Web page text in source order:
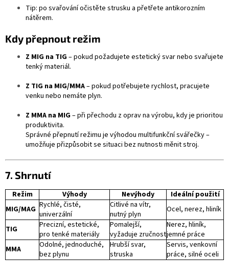
Tip: po svařování očistěte strusku a přetřete antikorozním
nátěrem.
Kdy přepnout režim
Z MIG na TIG– pokud požadujete estetický svar nebo svařujete
tenký materiál.
Z TIG na MIG/MMA– pokud potřebujete rychlost, pracujete
venku nebo nemáte plyn.
Z MMA na MIG– při přechodu z oprav na výrobu, kdy je prioritou
produktivita.
Správné přepnutí režimu je výhodou multifunkční svářečky –
umožňuje přizpůsobit se situaci bez nutnosti měnit stroj.
7. Shrnutí
Režim Výhody Nevýhody
Ideální použití
MIG/MAG Rychlé, čisté,
univerzální
Citlivé na vítr,
nutný plyn
Ocel, nerez, hliník
TIG
Precizní, estetické,
pro tenké materiály
Pomalejší,
vyžaduje zručnost
Nerez, hliník,
jemné práce
MMA
Odolné, jednoduché,
bez plynu
Hrubší svar,
struska
Servis, venkovní
práce, silné oceli